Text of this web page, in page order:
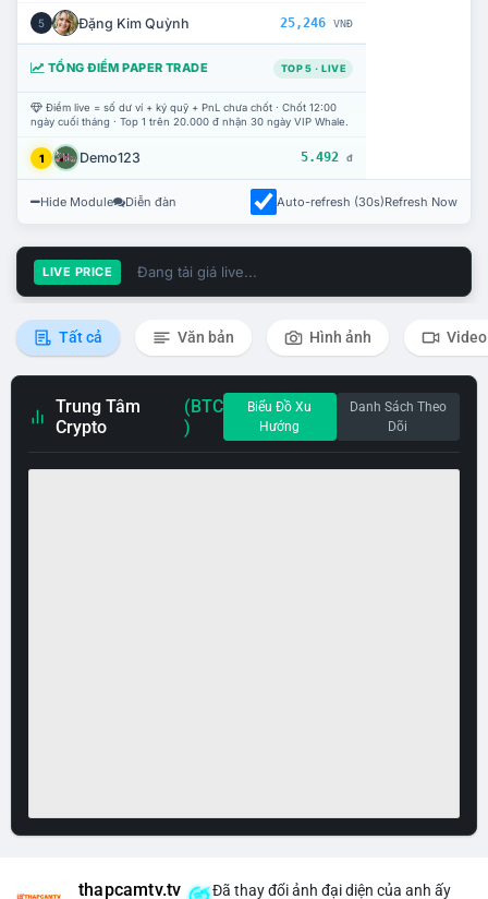
5 Đặng Kim Quỳnh 25,246 VNĐ
TỔNG ĐIỂM PAPER TRADE TOP 5 · LIVE
Điểm live = số dư ví + ký quỹ + PnL chưa chốt · Chốt 12:00
ngày cuối tháng · Top 1 trên 20.000 đ nhận 30 ngày VIP Whale.
1 Demo123 5.492 đ
Hide Module Diễn đàn Auto-refresh (30s)Refresh Now
LIVE PRICE Đang tải giá live...
Tất cả Văn bản Hình ảnh Video
Trung Tâm
Crypto
(BTC
)
Biểu Đồ Xu
Hướng
Danh Sách Theo
Dõi
thapcamtv.tv Đã thay đổi ảnh đại diện của anh ấy